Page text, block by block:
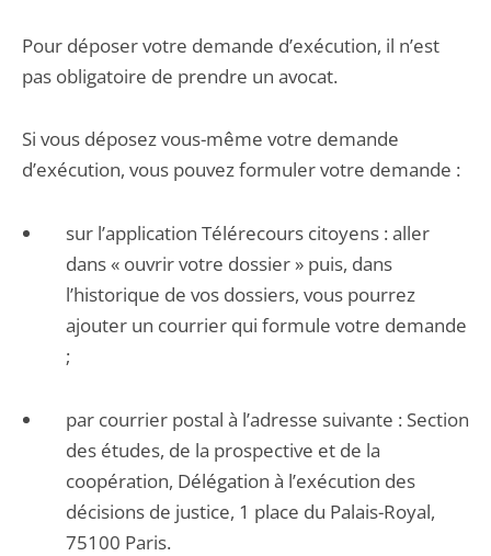
Pour déposer votre demande d’exécution, il n’est
pas obligatoire de prendre un avocat.
Si vous déposez vous-même votre demande
d’exécution, vous pouvez formuler votre demande :
sur l’application Télérecours citoyens : aller
dans « ouvrir votre dossier » puis, dans
l’historique de vos dossiers, vous pourrez
ajouter un courrier qui formule votre demande
;
par courrier postal à l’adresse suivante : Section
des études, de la prospective et de la
coopération, Délégation à l’exécution des
décisions de justice, 1 place du Palais-Royal,
75100 Paris.